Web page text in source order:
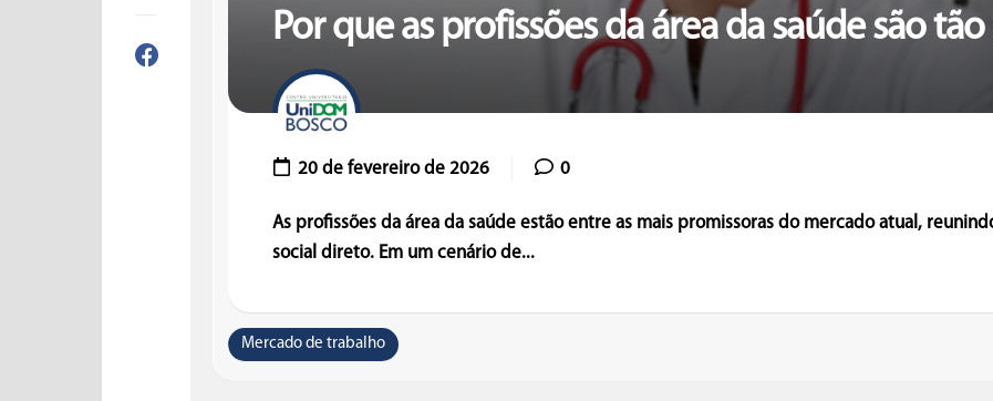
Por que as profissões da área da saúde são
20 de fevereiro de 2026 0
As profissões da área da saúde estão entre as mais promissoras do mercado atual,
social direto. Em um cenário de...
Mercado de trabalho